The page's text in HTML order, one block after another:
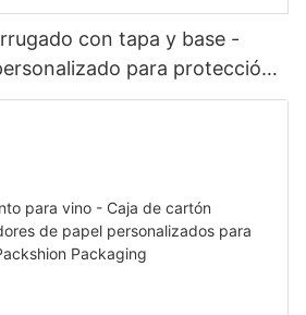
con tapa y base -
para protección
- Packshion Packaging